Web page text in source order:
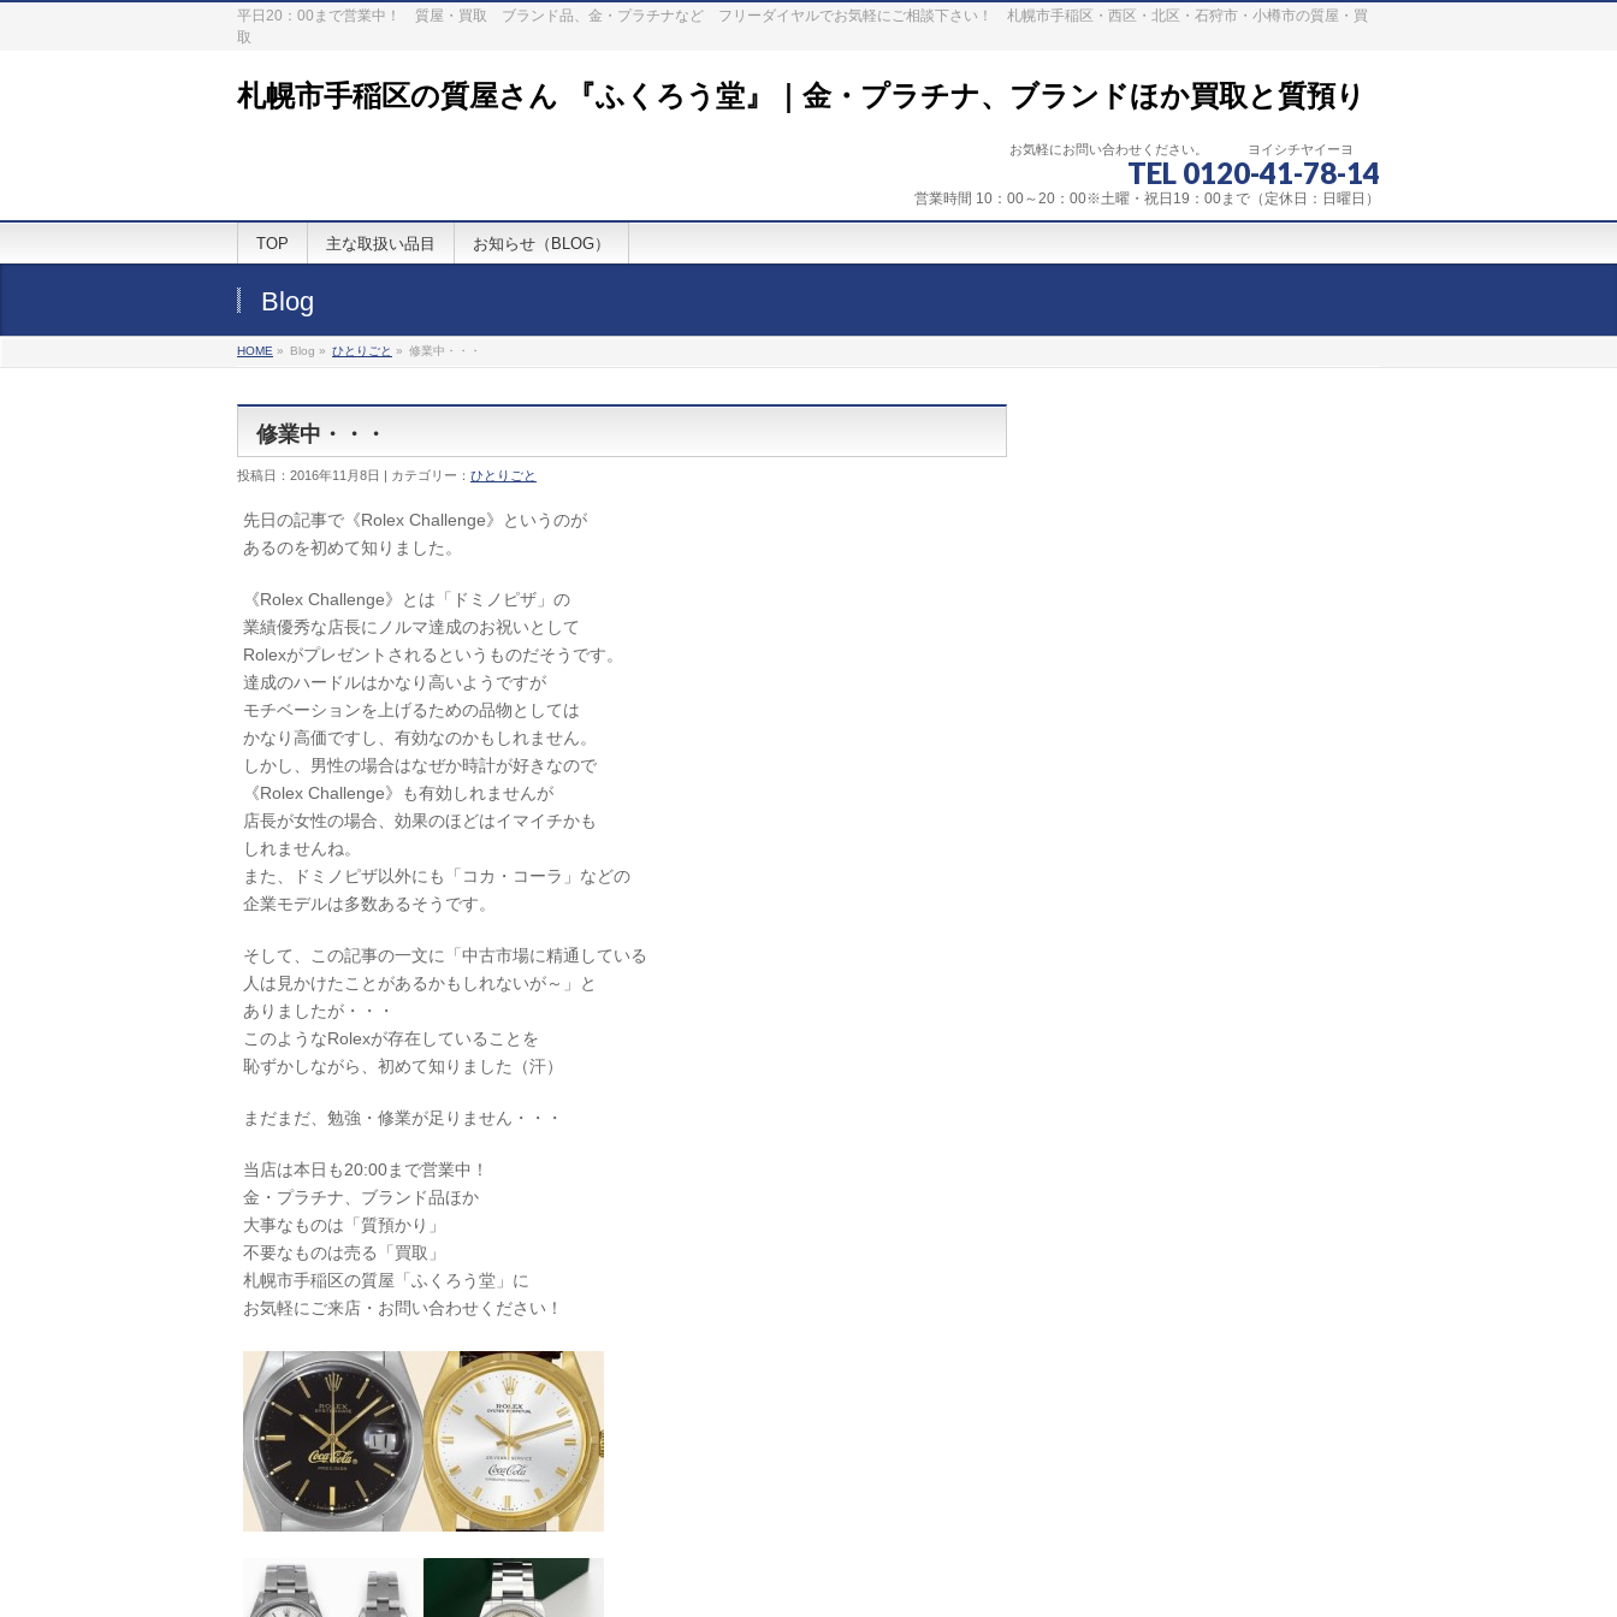
平日20：00まで営業中！ 質屋・買取 ブランド品、金・プラチナなど フリーダイヤルでお気軽にご相談下さい！ 札幌市手稲区・西区・北区・石狩市・小樽市の質屋・買
取
札幌市手稲区の質屋さん 『ふくろう堂』｜金・プラチナ、ブランドほか買取と質預り
お気軽にお問い合わせください。 ヨイシチヤイーヨ
TEL 0120-41-78-14
営業時間 10：00～20：00※土曜・祝日19：00まで（定休日：日曜日）
TOP 主な取扱い品目 お知らせ（BLOG）
Blog
HOME » Blog » ひとりごと » 修業中・・・
修業中・・・
投稿日：2016年11月8日 | カテゴリー： ひとりごと
先日の記事で《Rolex Challenge》というのが
あるのを初めて知りました。
《Rolex Challenge》とは「ドミノピザ」の
業績優秀な店長にノルマ達成のお祝いとして
Rolexがプレゼントされるというものだそうです。
達成のハードルはかなり高いようですが
モチベーションを上げるための品物としては
かなり高価ですし、有効なのかもしれません。
しかし、男性の場合はなぜか時計が好きなので
《Rolex Challenge》も有効しれませんが
店長が女性の場合、効果のほどはイマイチかも
しれませんね。
また、ドミノピザ以外にも「コカ・コーラ」などの
企業モデルは多数あるそうです。
そして、この記事の一文に「中古市場に精通している
人は見かけたことがあるかもしれないが～」と
ありましたが・・・
このようなRolexが存在していることを
恥ずかしながら、初めて知りました（汗）
まだまだ、勉強・修業が足りません・・・
当店は本日も20:00まで営業中！
金・プラチナ、ブランド品ほか
大事なものは「質預かり」
不要なものは売る「買取」
札幌市手稲区の質屋「ふくろう堂」に
お気軽にご来店・お問い合わせください！